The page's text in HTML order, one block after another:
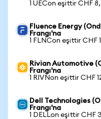
1 UECon eşittir CHF
Fluence Energy
Frangı'na
1 FLNCon eşittir CHF
Rivian Automotive
Frangı'na
1 RIVNon eşittir CHF
Dell Technologies
Frangı'na
1 DELLon eşittir CHF